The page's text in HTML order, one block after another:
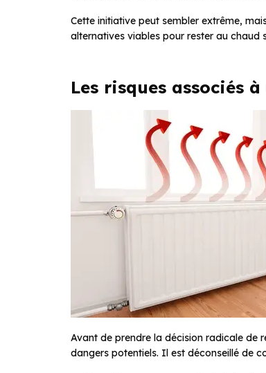
Cette initiative peut sembler extrême,
alternatives viables pour rester au
Les risques associés
Avant de prendre la décision radicale de
dangers potentiels. Il est déconseillé de